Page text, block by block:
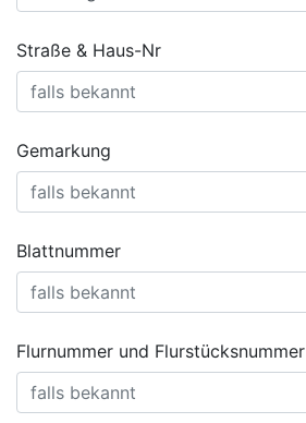
Straße & Haus-Nr
Gemarkung
Blattnummer
Flurnummer und Flurstücksnummer